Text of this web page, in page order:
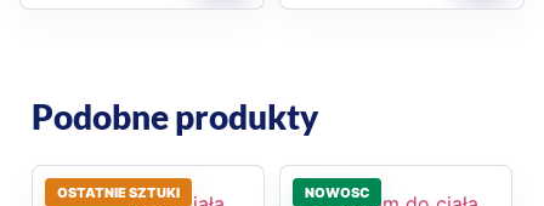
Podobne produkty
OSTATNIE SZTUKI
NOWOSC